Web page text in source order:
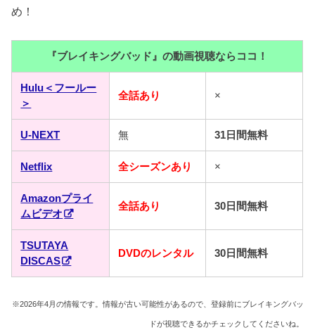
め！
『ブレイキングバッド』の動画視聴ならココ！
Hulu＜フールー
＞
全話あり ×
U-NEXT 無 31日間無料
Netflix 全シーズンあり ×
Amazonプライ
ムビデオ
全話あり 30日間無料
TSUTAYA
DISCAS
DVDのレンタル 30日間無料
※2026年4月の情報です。情報が古い可能性があるので、登録前にブレイキングバッ
ドが視聴できるかチェックしてくださいね。